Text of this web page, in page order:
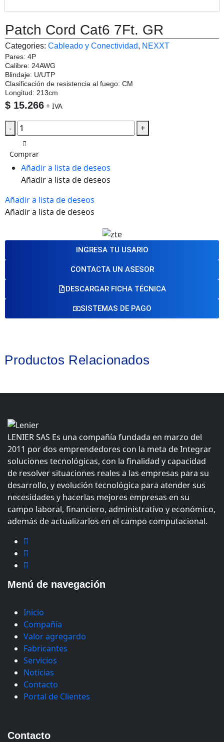
Patch Cord Cat6 7Ft. GR
Categories: Cableado y Conectividad, NEXXT
Pares: 4P
Calibre: 24AWG
Blindaje: U/UTP
Clasificación de resistencia al fuego: CM
Longitud: 213cm
$ 15.266 + IVA
- +
Comprar
Añadir a lista de deseos
Añadir a lista de deseos
Añadir a lista de deseos
Añadir a lista de deseos
INGRESA TU USARIO
CONTACTA UN ASESOR
DESCARGAR FICHA TÉCNICA
SISTEMAS DE PAGO
Productos Relacionados
LENIER SAS Es una compañía fundada en marzo del
2011 por dos emprendedores con la meta de Integrar
soluciones tecnológicas, con la finalidad y capacidad
de resolver situaciones reales a las empresas para su
desarrollo, y evolución tecnológica para atender sus
necesidades y hacerlas mejores empresas en su
campo laboral, financiero, administrativo y económico,
además de actualizarlos en el campo computacional.
Menú de navegación
Inicio
Compañía
Valor agregardo
Fabricantes
Servicios
Noticias
Contacto
Portal de Clientes
Contacto